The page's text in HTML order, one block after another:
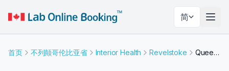
简
切换
首页 不列颠哥伦比亚省 Interior Health Revelstoke Queen Victoria Hospital Laboratory